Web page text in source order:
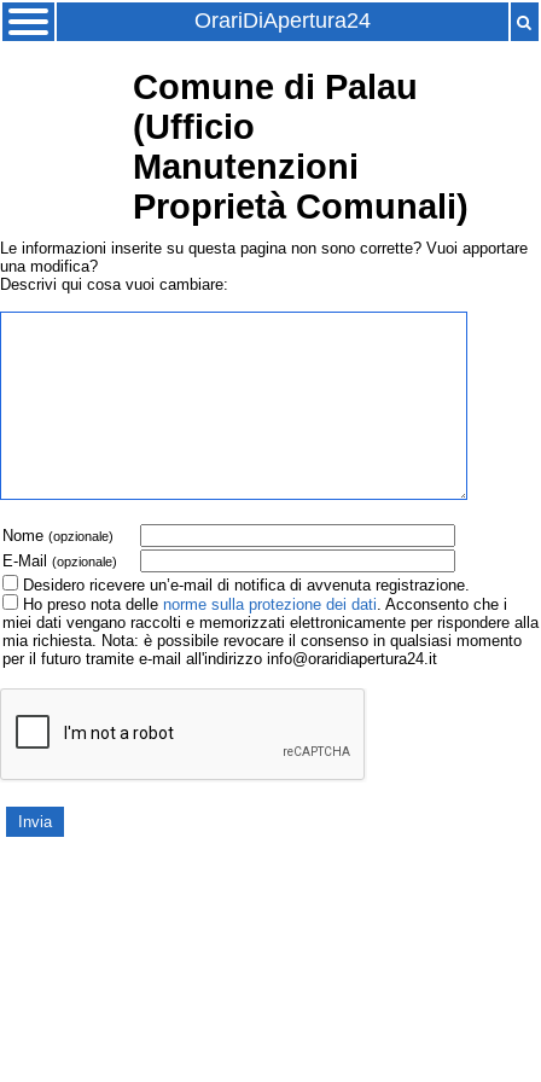
OrariDiApertura24
Comune di Palau
(Ufficio
Manutenzioni
Proprietà Comunali)
Le informazioni inserite su questa pagina non sono corrette? Vuoi apportare
una modifica?
Descrivi qui cosa vuoi cambiare:
Nome (opzionale)
E-Mail (opzionale)
Desidero ricevere un’e-mail di notifica di avvenuta registrazione.
Ho preso nota delle norme sulla protezione dei dati. Acconsento che i
miei dati vengano raccolti e memorizzati elettronicamente per rispondere alla
mia richiesta. Nota: è possibile revocare il consenso in qualsiasi momento
per il futuro tramite e-mail all'indirizzo info@oraridiapertura24.it